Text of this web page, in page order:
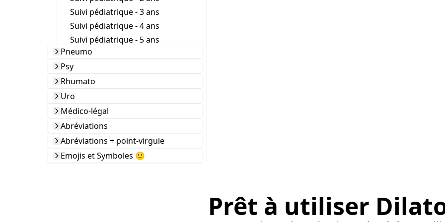
Suivi pédiatrique - 3 ans
Suivi pédiatrique - 4 ans
Suivi pédiatrique - 5 ans
Pneumo
Psy
Rhumato
Uro
Médico-légal
Abréviations
Abréviations + point-virgule
Emojis et Symboles 🙂
Prêt à utiliser